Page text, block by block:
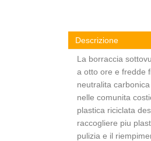
Descrizione
La borraccia
a otto ore e fredde
neutralita
nelle comunita
plastica riciclata
raccogliere piu
pulizia e il